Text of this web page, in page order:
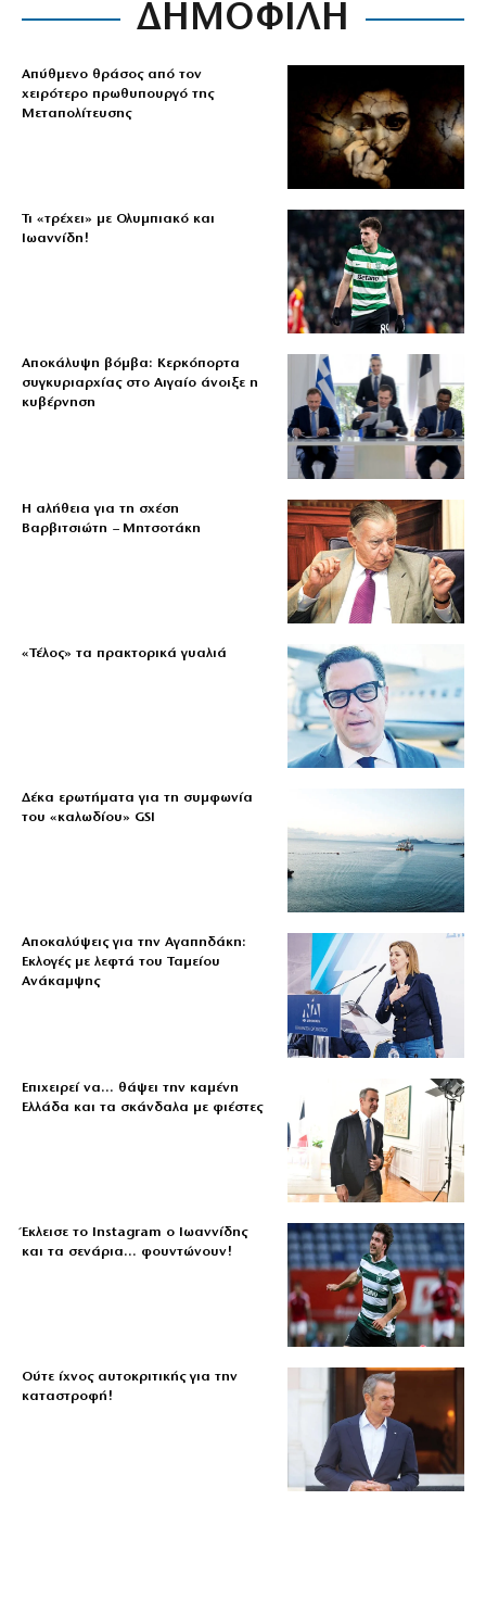
ΔΗΜΟΦΙΛΗ
Απύθμενο θράσος από τον
χειρότερο πρωθυπουργό της
Μεταπολίτευσης
Τι «τρέχει» με Ολυμπιακό και
Ιωαννίδη!
Αποκάλυψη βόμβα: Κερκόπορτα
συγκυριαρχίας στο Αιγαίο άνοιξε η
κυβέρνηση
Η αλήθεια για τη σχέση
Βαρβιτσιώτη – Μητσοτάκη
«Τέλος» τα πρακτορικά γυαλιά
Δέκα ερωτήματα για τη συμφωνία
του «καλωδίου» GSI
Αποκαλύψεις για την Αγαπηδάκη:
Εκλογές με λεφτά του Ταμείου
Ανάκαμψης
Επιχειρεί να… θάψει την καμένη
Ελλάδα και τα σκάνδαλα με φιέστες
Έκλεισε το Instagram ο Ιωαννίδης
και τα σενάρια… φουντώνουν!
Ούτε ίχνος αυτοκριτικής για την
καταστροφή!